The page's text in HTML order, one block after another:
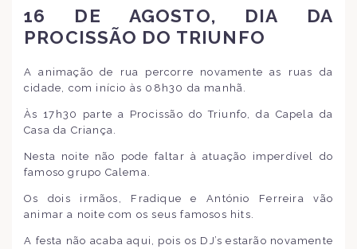
16 DE AGOSTO, DIA DA
PROCISSÃO DO TRIUNFO
A animação de rua percorre novamente as ruas da
cidade, com início às 08h30 da manhã.
Às 17h30 parte a Procissão do Triunfo, da Capela da
Casa da Criança.
Nesta noite não pode faltar à atuação imperdível do
famoso grupo Calema.
Os dois irmãos, Fradique e António Ferreira vão
animar a noite com os seus famosos hits.
A festa não acaba aqui, pois os DJ’s estarão novamente